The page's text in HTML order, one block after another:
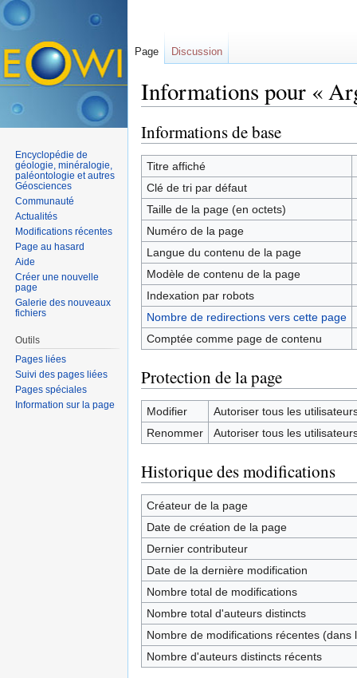
Informations pour «
Informations de base
Titre affiché
Clé de tri par défaut
Taille de la page (en octets)
Numéro de la page
Langue du contenu de la page
Modèle de contenu de la page
Indexation par robots
Nombre de redirections vers cette page
Comptée comme page de contenu
Protection de la page
Modifier
Autoriser tous les
Renommer
Autoriser tous les
Historique des modifications
Créateur de la page
Date de création de la page
Dernier contributeur
Date de la dernière modification
Nombre total de modifications
Nombre total d'auteurs distincts
Nombre de modifications récentes (dans
Nombre d'auteurs distincts récents
Page Discussion
Encyclopédie de
géologie, minéralogie,
paléontologie et autres
Géosciences
Communauté
Actualités
Modifications récentes
Page au hasard
Aide
Créer une nouvelle
page
Galerie des nouveaux
fichiers
Outils
Pages liées
Suivi des pages liées
Pages spéciales
Information sur la page